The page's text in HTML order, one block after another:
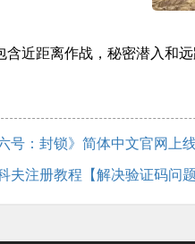
含近距离作战，秘密潜入和
号：封锁》简体中文官网上
夫注册教程【解决验证码问